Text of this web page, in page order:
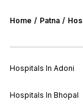
Home Patna
Hospitals In Adoni
Hospitals In Bhopal